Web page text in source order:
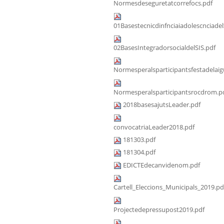
Normesdeseguretatcorrefocs.pdf
02BasesIntegradorsocialdelSIS.pdf
2018basesajutsLeader.pdf
convocatriaLeader2018.pdf
181303.pdf
181304.pdf
EDICTEdecanvidenom.pdf
Projectedepressupost2019.pdf